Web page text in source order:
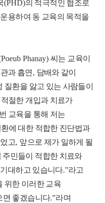
(PHD)의 적극적인 협조로
용하여 동 교육의 목적을
Phanay)씨는 교육이
과 흡연, 담배와 같이
환을 앓고 있는 사람들이
절한 개입과 치료가
교육을 통해 저는
에 대한 적합한 진단법과
고, 앞으로 제가 일하게 될
민들이 적합한 치료와
대하고 있습니다.”라고
위한 이러한 교육
면 좋겠습니다.”라며